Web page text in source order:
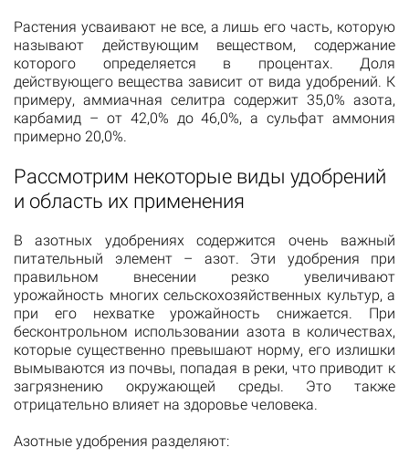
Растения усваивают не все, а лишь его часть, которую
называют действующим веществом, содержание
которого определяется в процентах. Доля
действующего вещества зависит от вида удобрений. К
примеру, аммиачная селитра содержит 35,0% азота,
карбамид – от 42,0% до 46,0%, а сульфат аммония
примерно 20,0%.
Рассмотрим некоторые виды удобрений
и область их применения
В азотных удобрениях содержится очень важный
питательный элемент – азот. Эти удобрения при
правильном внесении резко увеличивают
урожайность многих сельскохозяйственных культур, а
при его нехватке урожайность снижается. При
бесконтрольном использовании азота в количествах,
которые существенно превышают норму, его излишки
вымываются из почвы, попадая в реки, что приводит к
загрязнению окружающей среды. Это также
отрицательно влияет на здоровье человека.
Азотные удобрения разделяют: